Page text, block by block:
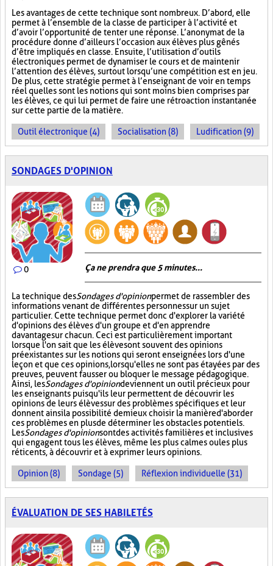
Les avantages de cette technique sont nombreux. D’abord, elle
permet à l’ensemble de la classe de participer à l’activité et
d’avoir l’opportunité de tenter une réponse. L’anonymat de la
procédure donne d’ailleurs l’occasion aux élèves plus gênés
d’être impliqués en classe. Ensuite, l’utilisation d’outils
électroniques permet de dynamiser le cours et de maintenir
l’attention des élèves, surtout lorsqu’une compétition est en jeu.
De plus, cette stratégie permet à l’enseignant de voir en temps
réel quelles sont les notions qui sont moins bien comprises par
les élèves, ce qui lui permet de faire une rétroaction instantanée
sur cette partie de la matière.
Outil électronique (4) Socialisation (8) Ludification (9)
SONDAGES D'OPINION
0 Ça ne prendra que 5 minutes...
La technique desSondages d'opinionpermet de rassembler des
informations venant de différentes personnes sur un sujet
particulier. Cette technique permet donc d'explorer la variété
d'opinions des élèves d'un groupe et d'en apprendre
davantage sur chacun. Ceci est particulièrement important
lorsque l'on sait que les élèves ont souvent des opinions
préexistantes sur les notions qui seront enseignées lors d'une
leçon et que ces opinions, lorsqu'elles ne sont pas étayées par des
preuves, peuvent fausser ou bloquer le message pédagogique.
Ainsi, lesSondages d'opiniondeviennent un outil précieux pour
les enseignants puisqu'ils leur permettent de découvrir les
opinions de leurs élèves sur des problèmes spécifiques et leur
donnent ainsi la possibilité de mieux choisir la manière d'aborder
ces problèmes en plus de déterminer les obstacles potentiels.
LesSondages d'opinionsont des activités familières et inclusives
qui engagent tous les élèves, même les plus calmes ou les plus
réticents, à découvrir et à exprimer leurs opinions.
Opinion (8) Sondage (5) Réflexion individuelle (31)
ÉVALUATION DE SES HABILETÉS